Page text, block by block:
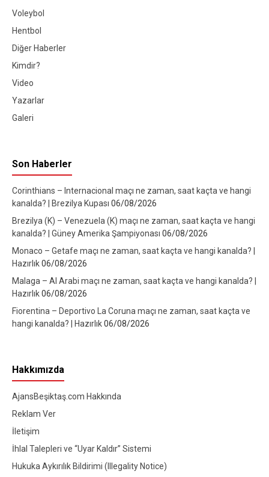
Voleybol
Hentbol
Diğer Haberler
Kimdir?
Video
Yazarlar
Galeri
Son Haberler
Corinthians – Internacional maçı ne zaman, saat kaçta ve hangi
kanalda? | Brezilya Kupası 06/08/2026
Brezilya (K) – Venezuela (K) maçı ne zaman, saat kaçta ve hangi
kanalda? | Güney Amerika Şampiyonası 06/08/2026
Monaco – Getafe maçı ne zaman, saat kaçta ve hangi kanalda? |
Hazırlık06/08/2026
Malaga – Al Arabi maçı ne zaman, saat kaçta ve hangi kanalda? |
Hazırlık06/08/2026
Fiorentina – Deportivo La Coruna maçı ne zaman, saat kaçta ve
hangi kanalda? | Hazırlık06/08/2026
Hakkımızda
AjansBeşiktaş.com Hakkında
Reklam Ver
İletişim
İhlal Talepleri ve “Uyar Kaldır” Sistemi
Hukuka Aykırılık Bildirimi (Illegality Notice)